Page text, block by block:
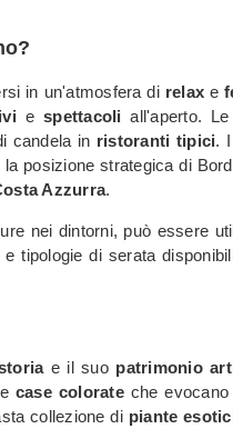
in un'atmosfera di relax e
espettacoli all'aperto.
candela in ristoranti tipici.
posizione strategica di
Azzurra.
nei dintorni, può essere
tipologie di serata
e il suo patrimonio
case colorateche evocano
collezione di piante